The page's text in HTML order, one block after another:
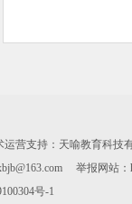
支持：天喻教育科技有
举报网站：
号-1